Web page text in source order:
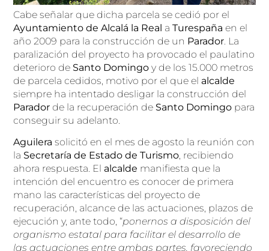
Cabe señalar que dicha parcela se cedió por el
Ayuntamiento de Alcalá la Real a Turespaña en el
año 2009 para la construcción de un Parador. La
paralización del proyecto ha provocado el paulatino
deterioro de Santo Domingo y de los 15.000 metros
de parcela cedidos, motivo por el que el alcalde
siempre ha intentado desligar la construcción del
Parador de la recuperación de Santo Domingo para
conseguir su adelanto.
Aguilera solicitó en el mes de agosto la reunión con
la Secretaría de Estado de Turismo, recibiendo
ahora respuesta. El alcalde manifiesta que la
intención del encuentro es conocer de primera
mano las características del proyecto de
recuperación, alcance de las actuaciones, plazos de
ejecución y, ante todo, “ponernos a disposición del
organismo estatal para facilitar el desarrollo de
las actuaciones entre ambas partes, favoreciendo